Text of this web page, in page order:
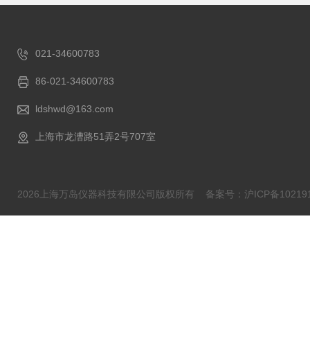
021-34600783
86-021-34600783
ldshwd@163.com
上海市龙漕路51弄2号707室
2026上海万岛仪器科技有限公司版权所有 备案号：沪ICP备